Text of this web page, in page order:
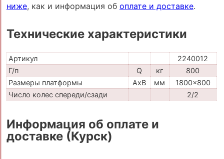
ниже, как и информация об оплате и доставке.
Технические характеристики
Артикул
2240012
Г/п
Q кг
800
Размеры платформы
AxB мм
1800x800
Число колес спереди/сзади
2/2
Информация об оплате и
доставке (Курск)